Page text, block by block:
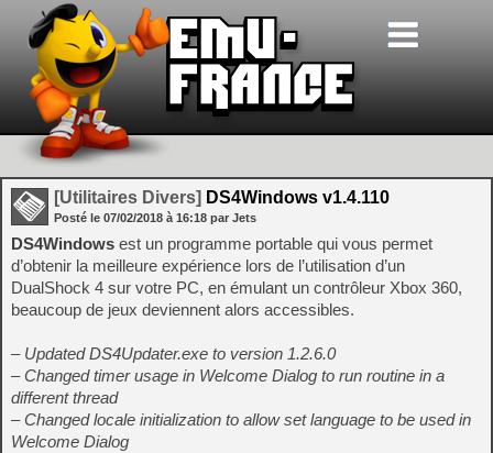
[Utilitaires Divers] DS4Windows v1.4.110
Posté le 07/02/2018 à 16:18 par Jets
DS4Windows est un programme portable qui vous permet
d’obtenir la meilleure expérience lors de l’utilisation d’un
DualShock 4 sur votre PC, en émulant un contrôleur Xbox 360,
beaucoup de jeux deviennent alors accessibles.
– Updated DS4Updater.exe to version 1.2.6.0
– Changed timer usage in Welcome Dialog to run routine in a
different thread
– Changed locale initialization to allow set language to be used in
Welcome Dialog